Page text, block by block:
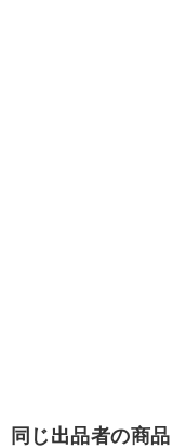
同じ出品者の商品